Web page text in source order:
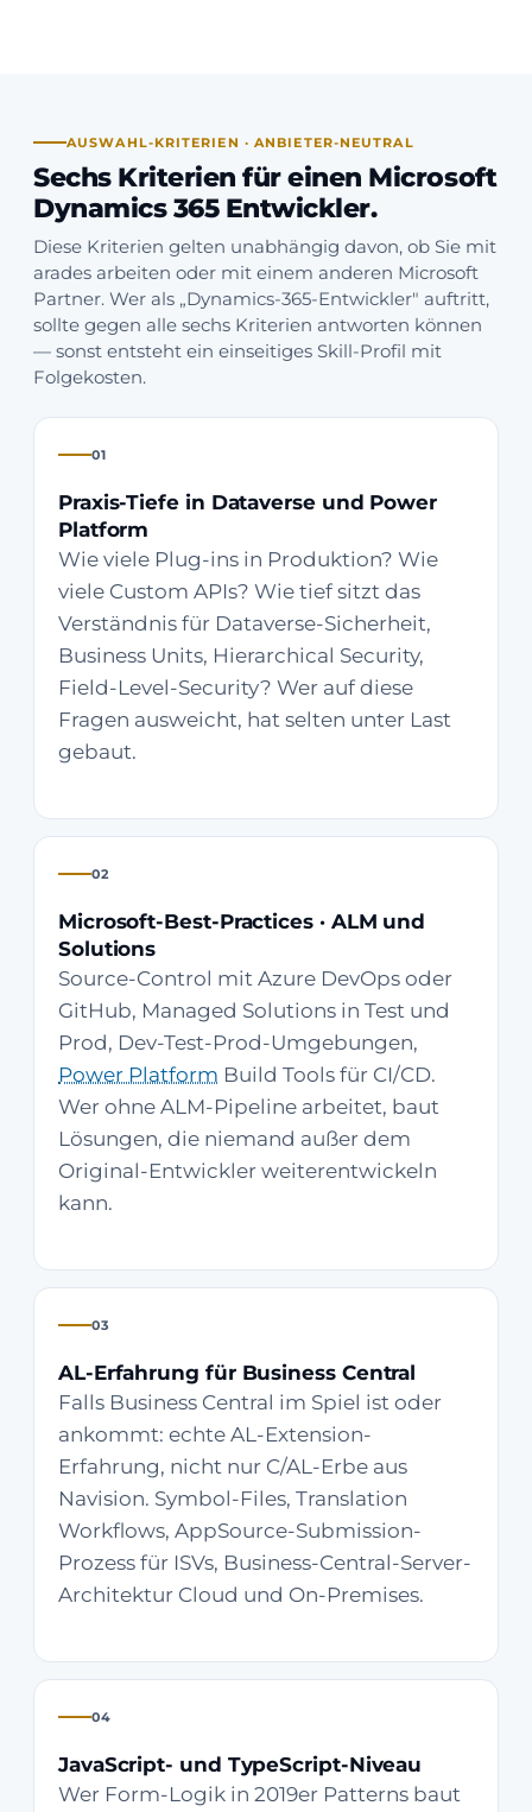
AUSWAHL-KRITERIEN · ANBIETER-NEUTRAL
Sechs Kriterien für einen Microsoft
Dynamics 365 Entwickler.
Diese Kriterien gelten unabhängig davon, ob Sie mit
arades arbeiten oder mit einem anderen Microsoft
Partner. Wer als „Dynamics-365-Entwickler" auftritt,
sollte gegen alle sechs Kriterien antworten können
— sonst entsteht ein einseitiges Skill-Profil mit
Folgekosten.
01
Praxis-Tiefe in Dataverse und Power
Platform
Wie viele Plug-ins in Produktion? Wie
viele Custom APIs? Wie tief sitzt das
Verständnis für Dataverse-Sicherheit,
Business Units, Hierarchical Security,
Field-Level-Security? Wer auf diese
Fragen ausweicht, hat selten unter Last
gebaut.
02
Microsoft-Best-Practices · ALM und
Solutions
Source-Control mit Azure DevOps oder
GitHub, Managed Solutions in Test und
Prod, Dev-Test-Prod-Umgebungen,
Power Platform Build Tools für CI/CD.
Wer ohne ALM-Pipeline arbeitet, baut
Lösungen, die niemand außer dem
Original-Entwickler weiterentwickeln
kann.
03
AL-Erfahrung für Business Central
Falls Business Central im Spiel ist oder
ankommt: echte AL-Extension-
Erfahrung, nicht nur C/AL-Erbe aus
Navision. Symbol-Files, Translation
Workflows, AppSource-Submission-
Prozess für ISVs, Business-Central-Server-
Architektur Cloud und On-Premises.
04
JavaScript- und TypeScript-Niveau
Wer Form-Logik in 2019er Patterns baut